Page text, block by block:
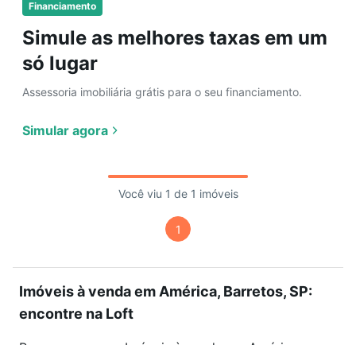
Financiamento
Simule as melhores taxas em um
só lugar
Assessoria imobiliária grátis para o seu financiamento.
Simular agora
Você viu 1 de 1 imóveis
1
Imóveis à venda em América, Barretos, SP:
encontre na Loft